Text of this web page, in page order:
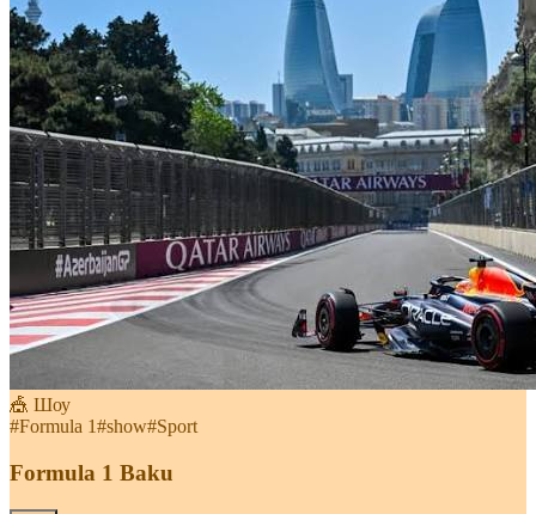
🎪 Шоу
#Formula 1#show#Sport
Formula 1 Baku